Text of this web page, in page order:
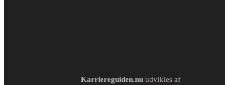
Karriereguiden.nu udvikles af